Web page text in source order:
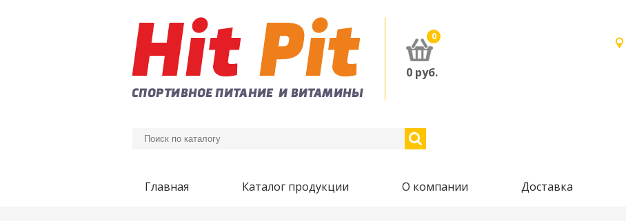
0
0 руб.
Главная Каталог продукции О компании Доставка